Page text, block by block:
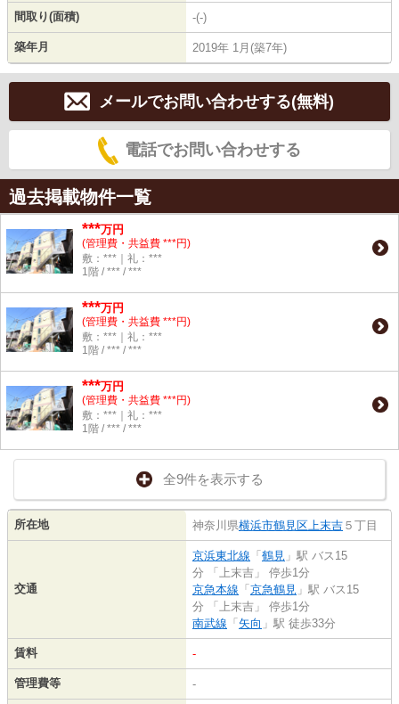
間取り(面積) -(-)
築年月 2019年 1月(築7年)
メールでお問い合わせする(無料)
電話でお問い合わせする
過去掲載物件一覧
***万円
(管理費・共益費 ***円)
敷：***｜礼：***
1階 / *** / ***
***万円
(管理費・共益費 ***円)
敷：***｜礼：***
1階 / *** / ***
***万円
(管理費・共益費 ***円)
敷：***｜礼：***
1階 / *** / ***
全9件を表示する
所在地 神奈川県横浜市鶴見区上末吉 ５丁目
交通
京浜東北線 「 鶴見 」駅 バス15
分 「上末吉」 停歩1分
京急本線 「 京急鶴見 」駅 バス15
分 「上末吉」 停歩1分
南武線 「 矢向 」駅 徒歩33分
賃料 -
管理費等 -